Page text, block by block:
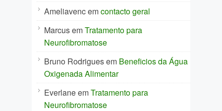
Ameliavencemcontacto geral
MarcusemTratamento para
Neurofibromatose
Bruno Rodriguesem Beneficios da Água
Oxigenada Alimentar
EverlaneemTratamento para
Neurofibromatose